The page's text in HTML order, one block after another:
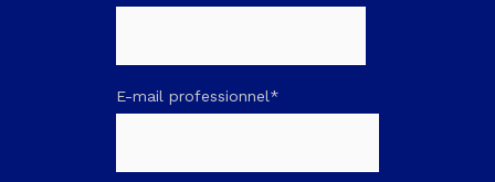
E-mail professionnel*